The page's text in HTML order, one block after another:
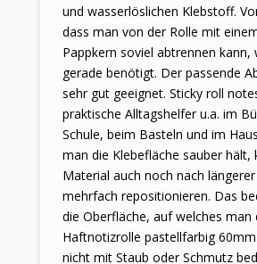
und wasserlöslichen Klebstoff.
dass man von der Rolle mit
Pappkern soviel abtrennen kann,
gerade benötigt. Der passende
sehr gut geeignet. Sticky roll
praktische Alltagshelfer u.a. im
Schule, beim Basteln und im
man die Klebefläche sauber hält,
Material auch noch nach
mehrfach repositionieren. Das
die Oberfläche, auf welches man
Haftnotizrolle pastellfarbig
nicht mit Staub oder Schmutz